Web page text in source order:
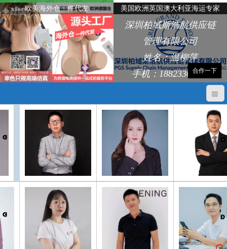
欧美海外仓一件代发 美国欧洲英国澳大利亚海运专家
深圳柏域斯浩航供应链
管理有限公司
姓名：温柳萍
手机：18823368248
合作一下